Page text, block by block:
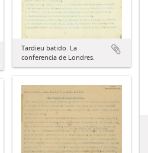
Tardieu batido. La
conferencia de Londres.